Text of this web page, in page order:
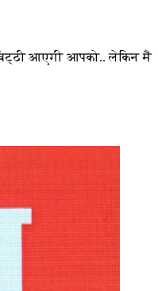
आएगी आपको.. लेकिन मैं